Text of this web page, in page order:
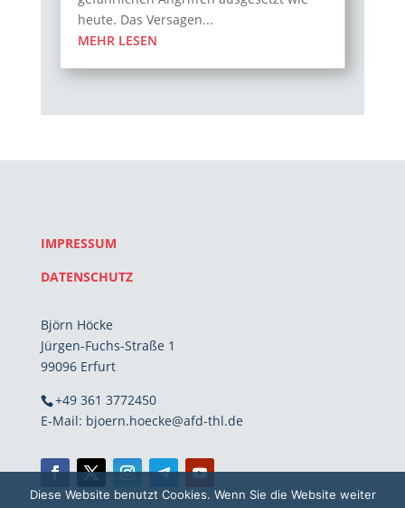
heute. Das Versagen...
MEHR LESEN
IMPRESSUM
DATENSCHUTZ
Björn Höcke
Jürgen-Fuchs-Straße 1
99096 Erfurt
+49 361 3772450
E-Mail: bjoern.hoecke@afd-thl.de
Diese Website benutzt Cookies. Wenn Sie die Website weiter